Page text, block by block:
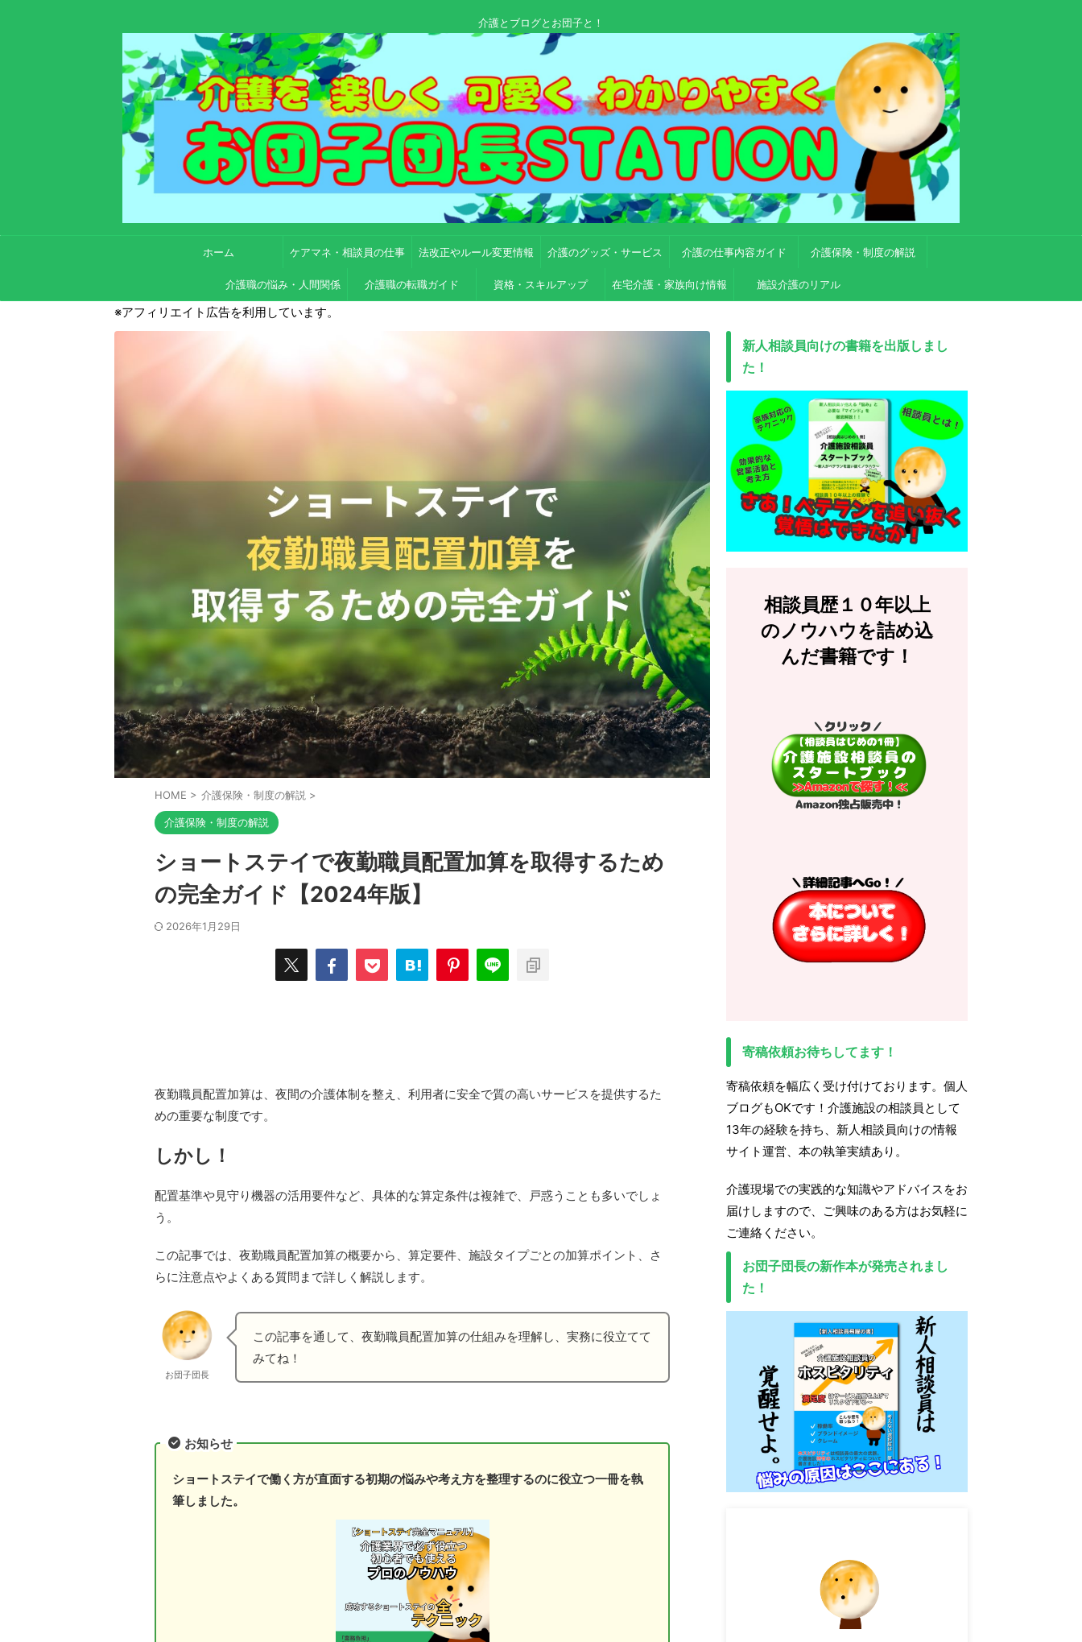
介護とブログとお団子と！
ホーム ケアマネ・相談員の仕事 法改正やルール変更情報 介護のグッズ・サービス 介護の仕事内容ガイド 介護保険・制度の解説
介護職の悩み・人間関係 介護職の転職ガイド 資格・スキルアップ 在宅介護・家族向け情報 施設介護のリアル
※アフィリエイト広告を利用しています。
HOME > 介護保険・制度の解説 >
介護保険・制度の解説
ショートステイで夜勤職員配置加算を取得するため
の完全ガイド【2024年版】
2026年1月29日
夜勤職員配置加算は、夜間の介護体制を整え、利用者に安全で質の高いサービスを提供するた
めの重要な制度です。
しかし！
配置基準や見守り機器の活用要件など、具体的な算定条件は複雑で、戸惑うことも多いでしょ
う。
この記事では、夜勤職員配置加算の概要から、算定要件、施設タイプごとの加算ポイント、さ
らに注意点やよくある質問まで詳しく解説します。
お団子団長
この記事を通して、夜勤職員配置加算の仕組みを理解し、実務に役立てて
みてね！
お知らせ
ショートステイで働く方が直面する初期の悩みや考え方を整理するのに役立つ一冊を執
筆しました。
新人相談員向けの書籍を出版しまし
た！
相談員歴１０年以上
のノウハウを詰め込
んだ書籍です！
寄稿依頼お待ちしてます！
寄稿依頼を幅広く受け付けております。個人
ブログもOKです！介護施設の相談員として
13年の経験を持ち、新人相談員向けの情報
サイト運営、本の執筆実績あり。
介護現場での実践的な知識やアドバイスをお
届けしますので、ご興味のある方はお気軽に
ご連絡ください。
お団子団長の新作本が発売されまし
た！